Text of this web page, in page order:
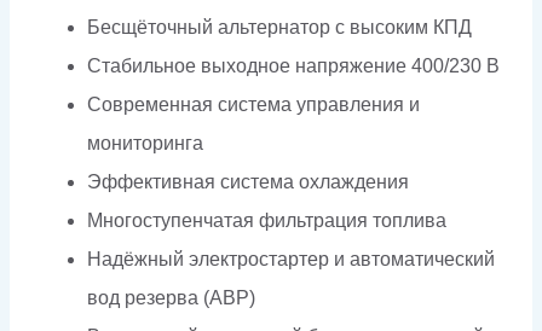
Бесщёточный альтернатор с высоким КПД
Стабильное выходное напряжение 400/230 В
Современная система управления и
мониторинга
Эффективная система охлаждения
Многоступенчатая фильтрация топлива
Надёжный электростартер и автоматический
вод резерва (АВР)